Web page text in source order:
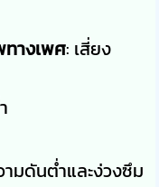
างเพศ: เสี่ยง
มดันต่ำและง่วงซึม